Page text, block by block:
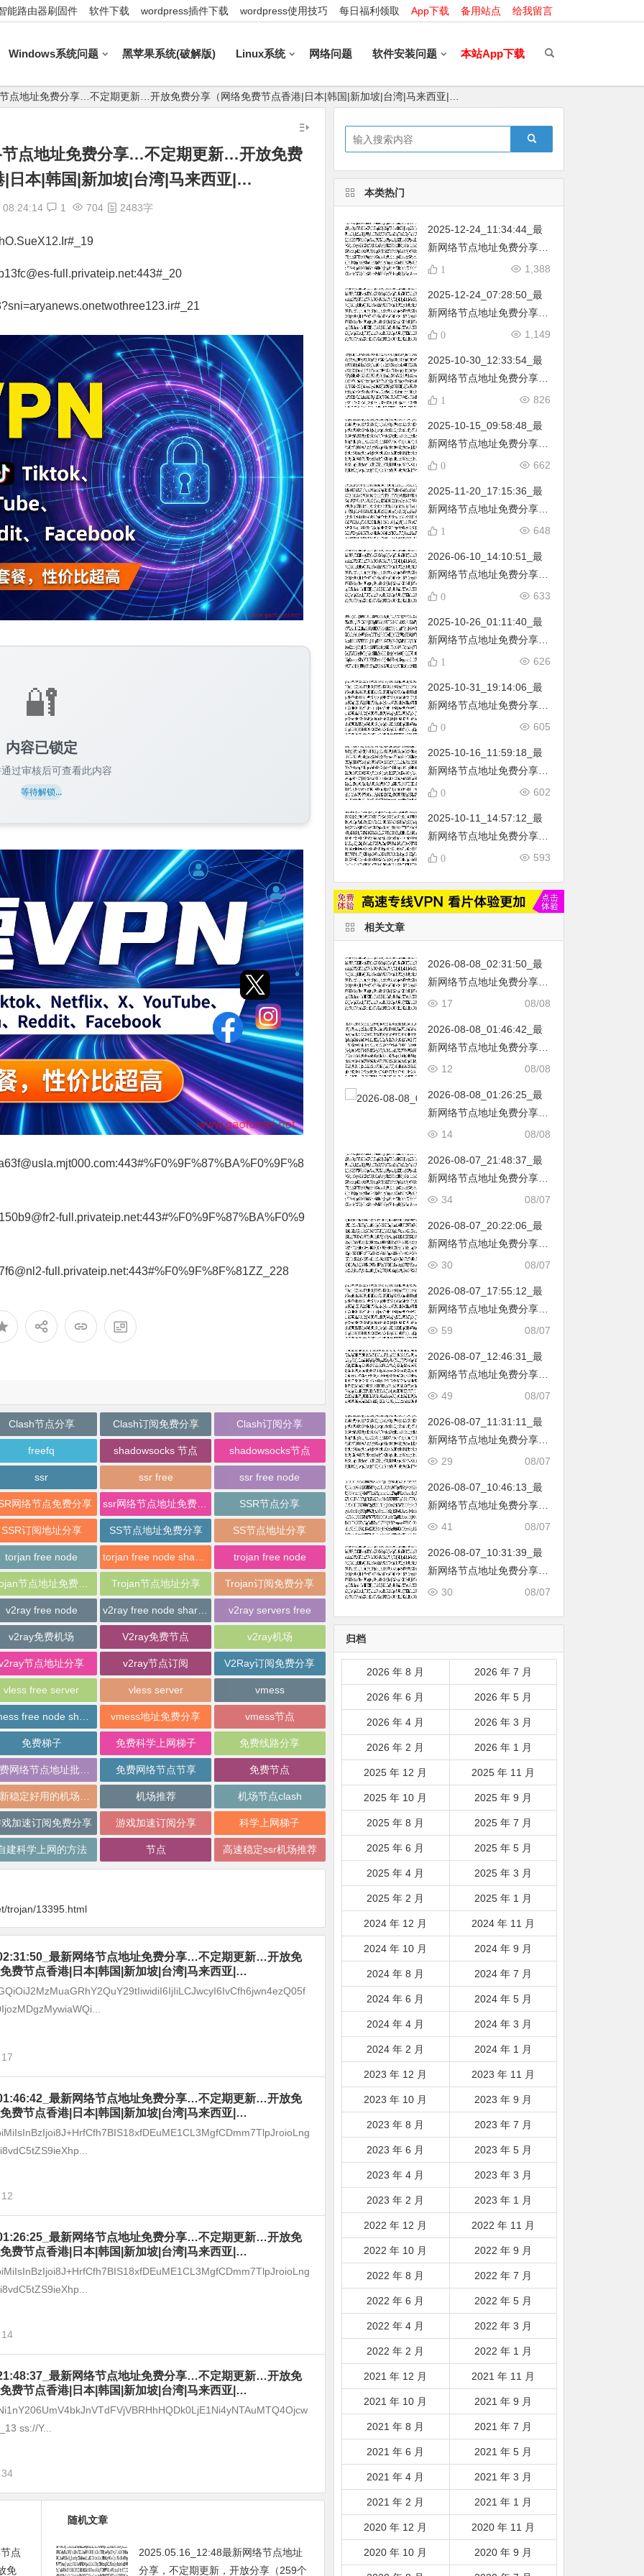
能路由器刷固件 软件下载 wordpress插件下载 wordpress使用技巧 每日福利领取 App下载 备用站点 给我留言
Windows系统问题 黑苹果系统(破解版) Linux系统 网络问题 软件安装问题 本站App下载
点地址免费分享…不定期更新…开放免费分享（网络免费节点香港|日本|韩国|新加坡|台湾|马来西亚|…
节点地址免费分享…不定期更新…开放免费
|日本|韩国|新加坡|台湾|马来西亚|…
08:24:14 1 704 2483字
full.privateip.net:443#_20
🔐
内容已锁定
过审核后可查看此内容
等待解锁...
full.privateip.net:443#%F0%9F%87%BA%F0%9
full.privateip.net:443#%F0%9F%8F%81ZZ_228
Clash节点分享 Clash订阅免费分享 Clash订阅分享
freefq shadowsocks 节点 shadowsocks节点
ssr ssr free ssr free node
网络节点免费分享 SSR节点分享
SSR订阅地址分享 SS节点地址免费分享 SS节点地址分享
torjan free node trojan free node
Trojan节点地址免费分享 Trojan节点地址分享 Trojan订阅免费分享
v2ray free node v2ray servers free
v2ray免费机场 V2ray免费节点 v2ray机场
节点地址分享 v2ray节点订阅 V2Ray订阅免费分享
vless free server vless server vmess
vmess地址免费分享 vmess节点
免费梯子 免费科学上网梯子 免费线路分享
免费网络节点地址批量分享 免费网络节点节享 免费节点
机场推荐 机场节点clash
加速订阅免费分享 游戏加速订阅分享 科学上网梯子
建科学上网的方法 节点 高速稳定ssr机场推荐
trojan/13395.html
最新网络节点地址免费分享…不定期更新…开放免
费节点香港|日本|韩国|新加坡|台湾|马来西亚|…
17
最新网络节点地址免费分享…不定期更新…开放免
费节点香港|日本|韩国|新加坡|台湾|马来西亚|…
12
最新网络节点地址免费分享…不定期更新…开放免
费节点香港|日本|韩国|新加坡|台湾|马来西亚|…
14
最新网络节点地址免费分享…不定期更新…开放免
费节点香港|日本|韩国|新加坡|台湾|马来西亚|…
ss://Y...
34
点
免
随机文章
2025.05.16_12:48最新网络节点地址
分享，不定期更新，开放分享（259个
本类热门
2025-12-24_11:34:44_最
新网络节点地址免费分享…
不定期更新…开放免费分享
韩国|新加坡|台湾|马来西亚|
…
1,388
1
2025-12-24_07:28:50_最
新网络节点地址免费分享…
不定期更新…开放免费分享
韩国|新加坡|台湾|马来西亚|
…
1,149
0
2025-10-30_12:33:54_最
新网络节点地址免费分享…
不定期更新…开放免费分享
韩国|新加坡|台湾|马来西亚|
…
826
1
2025-10-15_09:58:48_最
新网络节点地址免费分享…
不定期更新…开放免费分享
韩国|新加坡|台湾|马来西亚|
…
662
0
2025-11-20_17:15:36_最
新网络节点地址免费分享…
不定期更新…开放免费分享
韩国|新加坡|台湾|马来西亚|
…
648
1
2026-06-10_14:10:51_最
新网络节点地址免费分享…
不定期更新…开放免费分享
韩国|新加坡|台湾|马来西亚|
…
633
0
2025-10-26_01:11:40_最
新网络节点地址免费分享…
不定期更新…开放免费分享
韩国|新加坡|台湾|马来西亚|
…
626
1
2025-10-31_19:14:06_最
新网络节点地址免费分享…
不定期更新…开放免费分享
韩国|新加坡|台湾|马来西亚|
…
605
0
2025-10-16_11:59:18_最
新网络节点地址免费分享…
不定期更新…开放免费分享
韩国|新加坡|台湾|马来西亚|
…
602
0
2025-10-11_14:57:12_最
新网络节点地址免费分享…
不定期更新…开放免费分享
韩国|新加坡|台湾|马来西亚|
…
593
0
相关文章
2026-08-08_02:31:50_最
新网络节点地址免费分享…
不定期更新…开放免费分享
韩国|新加坡|台湾|马来西亚|
…
08/08
17
2026-08-08_01:46:42_最
新网络节点地址免费分享…
不定期更新…开放免费分享
韩国|新加坡|台湾|马来西亚|
…
08/08
12
2026-08-08_01:26:25_最
新网络节点地址免费分享…
不定期更新…开放免费分享
韩国|新加坡|台湾|马来西亚|
…
08/08
14
2026-08-07_21:48:37_最
新网络节点地址免费分享…
不定期更新…开放免费分享
韩国|新加坡|台湾|马来西亚|
…
08/07
34
2026-08-07_20:22:06_最
新网络节点地址免费分享…
不定期更新…开放免费分享
韩国|新加坡|台湾|马来西亚|
…
08/07
30
2026-08-07_17:55:12_最
新网络节点地址免费分享…
不定期更新…开放免费分享
韩国|新加坡|台湾|马来西亚|
…
08/07
59
2026-08-07_12:46:31_最
新网络节点地址免费分享…
不定期更新…开放免费分享
韩国|新加坡|台湾|马来西亚|
…
08/07
49
2026-08-07_11:31:11_最
新网络节点地址免费分享…
不定期更新…开放免费分享
韩国|新加坡|台湾|马来西亚|
…
08/07
29
2026-08-07_10:46:13_最
新网络节点地址免费分享…
不定期更新…开放免费分享
韩国|新加坡|台湾|马来西亚|
…
08/07
41
2026-08-07_10:31:39_最
新网络节点地址免费分享…
不定期更新…开放免费分享
韩国|新加坡|台湾|马来西亚|
08/07
30
归档
2026 年 8 月 2026 年 7 月
2026 年 6 月 2026 年 5 月
2026 年 4 月 2026 年 3 月
2026 年 2 月 2026 年 1 月
2025 年 12 月 2025 年 11 月
2025 年 10 月 2025 年 9 月
2025 年 8 月 2025 年 7 月
2025 年 6 月 2025 年 5 月
2025 年 4 月 2025 年 3 月
2025 年 2 月 2025 年 1 月
2024 年 12 月 2024 年 11 月
2024 年 10 月 2024 年 9 月
2024 年 8 月 2024 年 7 月
2024 年 6 月 2024 年 5 月
2024 年 4 月 2024 年 3 月
2024 年 2 月 2024 年 1 月
2023 年 12 月 2023 年 11 月
2023 年 10 月 2023 年 9 月
2023 年 8 月 2023 年 7 月
2023 年 6 月 2023 年 5 月
2023 年 4 月 2023 年 3 月
2023 年 2 月 2023 年 1 月
2022 年 12 月 2022 年 11 月
2022 年 10 月 2022 年 9 月
2022 年 8 月 2022 年 7 月
2022 年 6 月 2022 年 5 月
2022 年 4 月 2022 年 3 月
2022 年 2 月 2022 年 1 月
2021 年 12 月 2021 年 11 月
2021 年 10 月 2021 年 9 月
2021 年 8 月 2021 年 7 月
2021 年 6 月 2021 年 5 月
2021 年 4 月 2021 年 3 月
2021 年 2 月 2021 年 1 月
2020 年 12 月 2020 年 11 月
2020 年 10 月 2020 年 9 月